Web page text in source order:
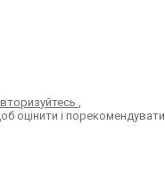
,
оцінити і порекомендувати